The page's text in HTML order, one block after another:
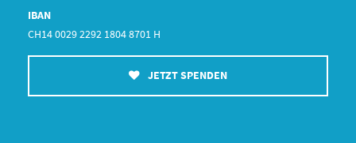
IBAN
CH14 0029 2292 1804 8701 H
JETZT SPENDEN